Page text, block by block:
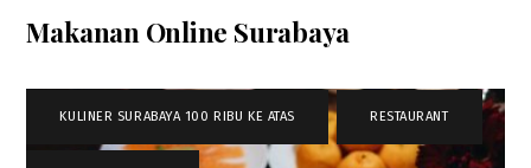
Makanan Online Surabaya
KULINER SURABAYA 100 RIBU KE ATAS , RESTAURANT